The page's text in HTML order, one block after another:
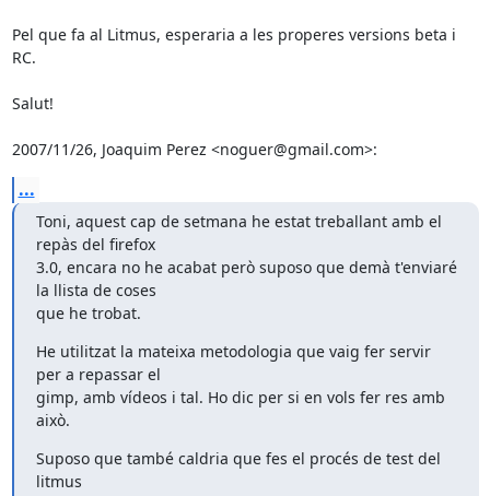
Pel que fa al Litmus, esperaria a les properes versions beta i
RC.
Salut!
2007/11/26, Joaquim Perez <noguer@gmail.com>:
...
Toni, aquest cap de setmana he estat treballant amb el
repàs del firefox
3.0, encara no he acabat però suposo que demà t'enviaré
la llista de coses
que he trobat.
He utilitzat la mateixa metodologia que vaig fer servir
per a repassar el
gimp, amb vídeos i tal. Ho dic per si en vols fer res amb
això.
Suposo que també caldria que fes el procés de test del
litmus